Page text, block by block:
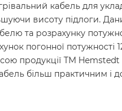
кабель для
висоту підлоги.
та розрахунку
погонної
продукції ТМ Hemstedt
більш практичним і